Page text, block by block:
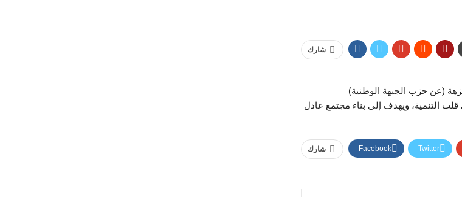
شارك
(عن حزب الجبهة الوطنية)
المصرية 2030 التي تضع الإنسان في قلب التنمية، ويهدف إلى بناء مجتمع عادل
شارك Facebook Twitter